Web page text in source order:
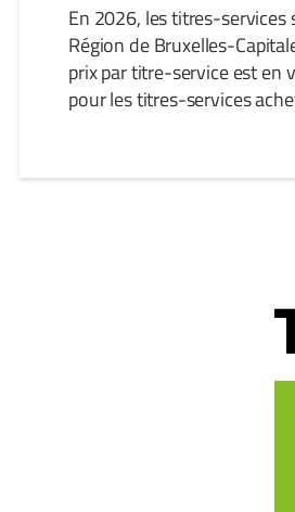
En 2026, les titres-
Région de Bruxelles-
prix par titre-service est en
pour les titres-services